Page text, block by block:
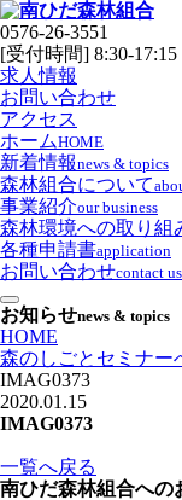
0576-26-3551
[受付時間] 8:30-17:15
求人情報
お問い合わせ
アクセス
ホームHOME
新着情報news & topics
森林組合について
事業紹介our business
森林環境への取り組
各種申請書application
お問い合わせcontact us
お知らせnews & topics
HOME
森のしごとセミナー
IMAG0373
2020.01.15
IMAG0373
一覧へ戻る
南ひだ森林組合への